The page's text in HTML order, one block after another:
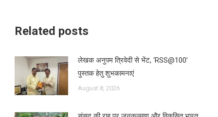
Related posts
लेखक अनुपम त्रिवेदी से भेंट, ‘RSS@100’
पुस्तक हेतु शुभकामनाएं
August 8, 2026